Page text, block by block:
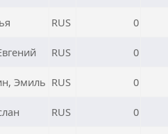
RUS 0
RUS 0
Эмиль RUS 0
RUS 0